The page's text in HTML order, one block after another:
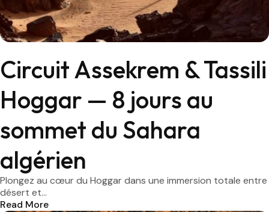
Circuit Assekrem & Tassili
Hoggar — 8 jours au
sommet du Sahara
algérien
Plongez au cœur du Hoggar dans une immersion totale entre
désert et...
Read More